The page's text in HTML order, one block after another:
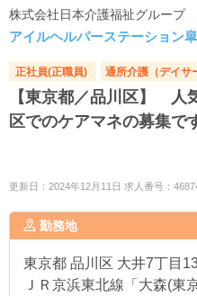
株式会社日本介護福祉グループ
アイルヘルパーステーション
正社員(正職員) 通所介護（デイサ
【東京都／品川区】 人
区でのケアマネの募集で
更新日：2024年12月11日 求人番号：
勤務地
東京都 品川区 大井7丁目
ＪＲ京浜東北線「大森(東